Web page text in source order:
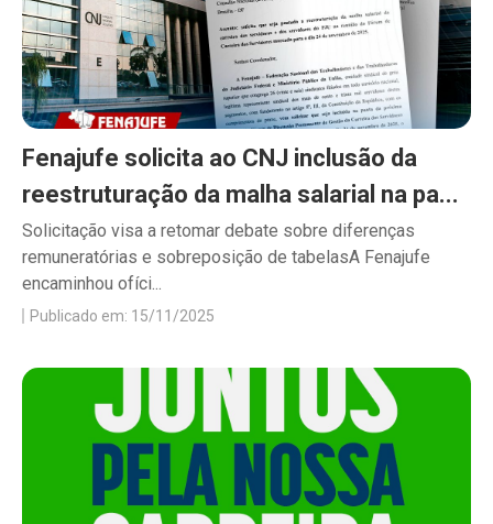
Fenajufe solicita ao CNJ inclusão da
reestruturação da malha salarial na pa...
Solicitação visa a retomar debate sobre diferenças
remuneratórias e sobreposição de tabelasA Fenajufe
encaminhou ofíci...
Publicado em: 15/11/2025